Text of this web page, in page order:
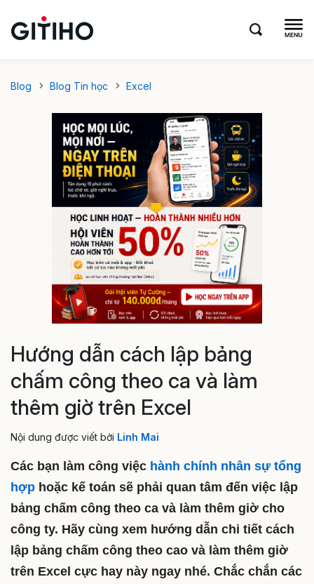
Blog Blog Tin học Excel
Hướng dẫn cách lập bảng
chấm công theo ca và làm
thêm giờ trên Excel
Nội dung được viết bởi Linh Mai
Các bạn làm công việc hành chính nhân sự tổng
hợp hoặc kế toán sẽ phải quan tâm đến việc lập
bảng chấm công theo ca và làm thêm giờ cho
công ty. Hãy cùng xem hướng dẫn chi tiết cách
lập bảng chấm công theo cao và làm thêm giờ
trên Excel cực hay này ngay nhé. Chắc chắn các